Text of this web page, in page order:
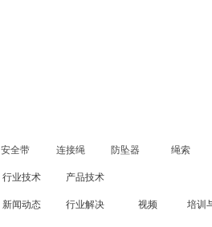
安全带 连接绳 防坠器 绳索
新闻动态 行业解决 视频 培训
行业技术 产品技术